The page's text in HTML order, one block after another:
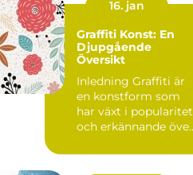
16. jan
Graffiti Konst: En
Djupgående
Översikt
Inledning Graffiti är
en konstform som
har växt i popularitet
och erkännande över